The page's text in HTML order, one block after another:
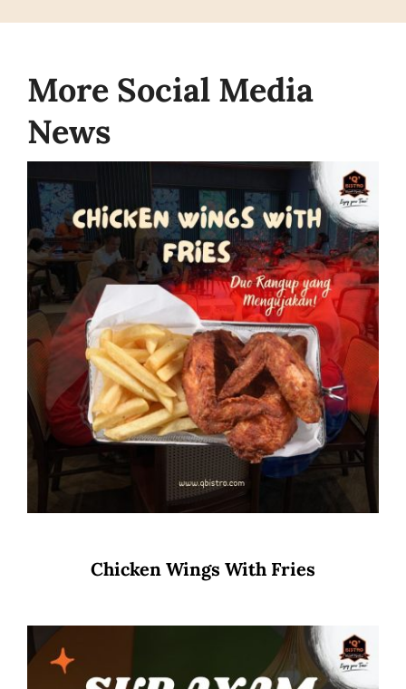
More Social Media
News
Chicken Wings With Fries